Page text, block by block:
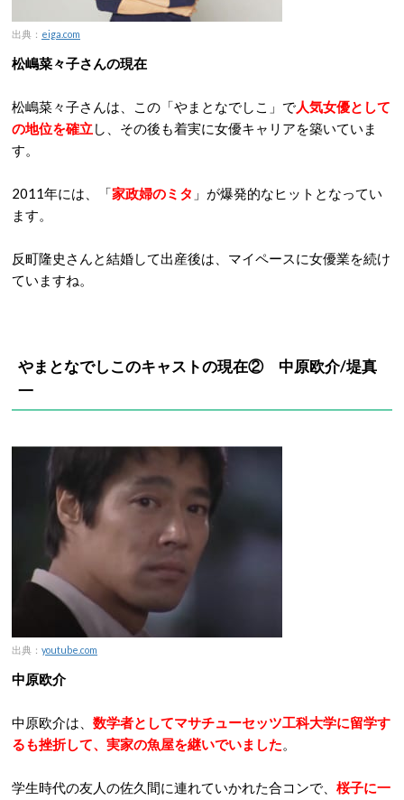
出典： eiga.com
松嶋菜々子さんの現在
松嶋菜々子さんは、この「やまとなでしこ」で人気女優として
の地位を確立し、その後も着実に女優キャリアを築いていま
す。
2011年には、「家政婦のミタ 」が爆発的なヒットとなってい
ます。
反町隆史さんと結婚して出産後は、マイペースに女優業を続け
ていますね。
やまとなでしこのキャストの現在② 中原欧介/堤真
一
出典： youtube.com
中原欧介
中原欧介は、 数学者としてマサチューセッツ工科大学に留学す
るも挫折して、実家の魚屋を継いでいました。
学生時代の友人の佐久間に連れていかれた合コンで、 桜子に一